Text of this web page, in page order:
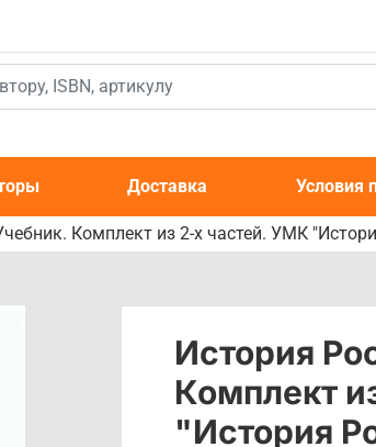
Доставка Условия
Комплект из 2-х частей. УМК
История
Комплект
"История